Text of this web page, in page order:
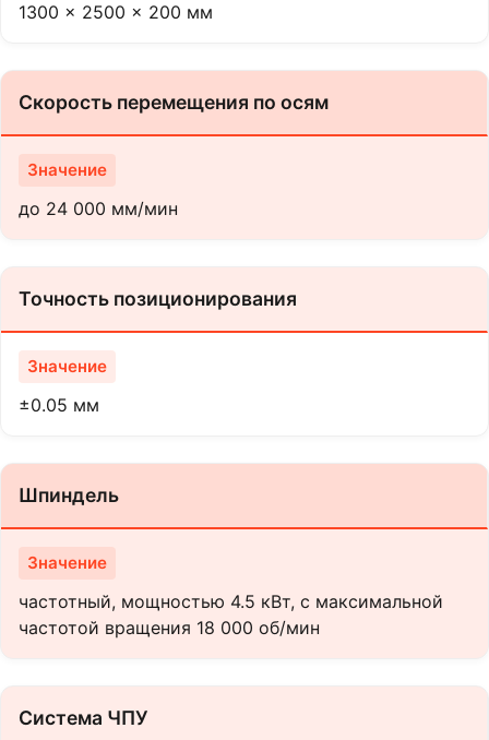
1300 x 2500 x 200 мм
Скорость перемещения по осям
до 24 000 мм/мин
Точность позиционирования
±0.05 мм
Шпиндель
частотный, мощностью 4.5 кВт, с максимальной
частотой вращения 18 000 об/мин
Система ЧПУ